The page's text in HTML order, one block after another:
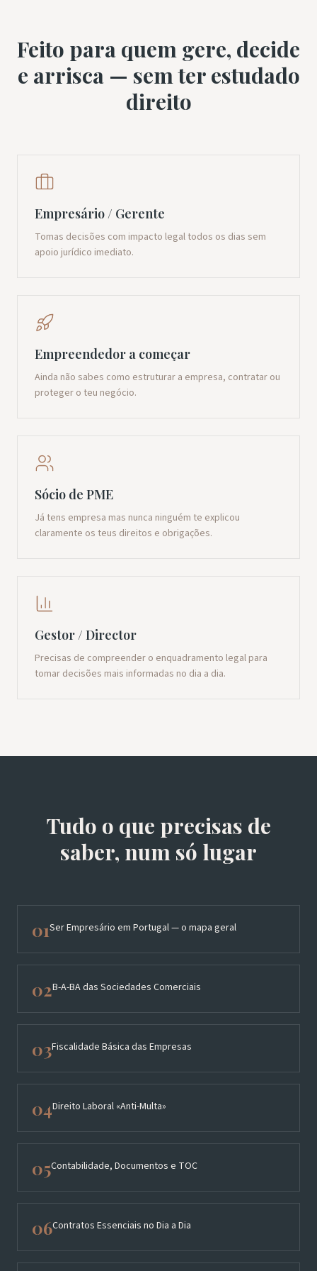
Feito para quem gere, decide
e arrisca — sem ter estudado
direito
Empresário / Gerente
Tomas decisões com impacto legal todos os dias sem
apoio jurídico imediato.
Empreendedor a começar
Ainda não sabes como estruturar a empresa, contratar ou
proteger o teu negócio.
Sócio de PME
Já tens empresa mas nunca ninguém te explicou
claramente os teus direitos e obrigações.
Gestor / Director
Precisas de compreender o enquadramento legal para
tomar decisões mais informadas no dia a dia.
Tudo o que precisas de
saber, num só lugar
01Ser Empresário em Portugal — o mapa geral
02B-A-BA das Sociedades Comerciais
03Fiscalidade Básica das Empresas
04Direito Laboral «Anti-Multa»
05Contabilidade, Documentos e TOC
06Contratos Essenciais no Dia a Dia